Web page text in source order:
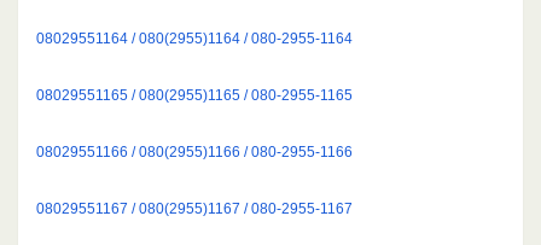
08029551164 / 080(2955)1164 / 080-2955-1164
08029551165 / 080(2955)1165 / 080-2955-1165
08029551166 / 080(2955)1166 / 080-2955-1166
08029551167 / 080(2955)1167 / 080-2955-1167